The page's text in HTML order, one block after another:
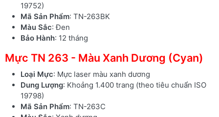
19752)
Mã Sản Phẩm: TN-263BK
Màu Sắc: Đen
Bảo Hành: 12 tháng
Mực TN 263 - Màu Xanh Dương (Cyan)
Loại Mực: Mực laser màu xanh dương
Dung Lượng: Khoảng 1.400 trang (theo tiêu chuẩn ISO
19798)
Mã Sản Phẩm: TN-263C